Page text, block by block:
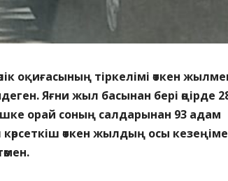
оқиғасының тіркелімі өткен
Яғни жыл басынан бері өңірде
орай соның салдарынан 93 адам
өткен жылдың осы